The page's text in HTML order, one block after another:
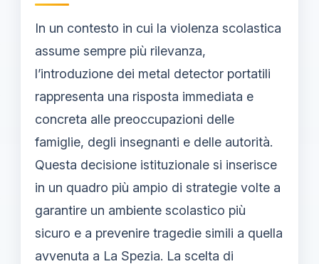
In un contesto in cui la violenza scolastica
assume sempre più rilevanza,
l’introduzione dei metal detector portatili
rappresenta una risposta immediata e
concreta alle preoccupazioni delle
famiglie, degli insegnanti e delle autorità.
Questa decisione istituzionale si inserisce
in un quadro più ampio di strategie volte a
garantire un ambiente scolastico più
sicuro e a prevenire tragedie simili a quella
avvenuta a La Spezia. La scelta di